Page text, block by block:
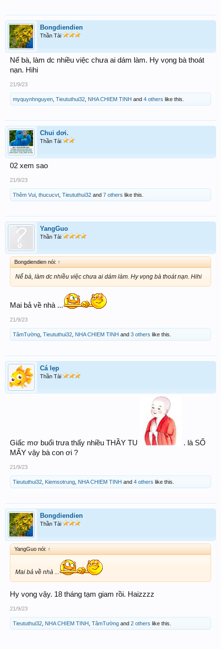
Bongdiendien
Thần Tài
Nể bà, làm dc nhiều việc chưa ai dám làm. Hy vọng bà thoát
nạn. Hihi
21/9/23
myquynhnguyen Tieututhui32 NHA CHIEM TINH and 4 others like this.
Chui dơi.
Thần Tài
02 xem sao
21/9/23
Thêm Vui thucucvt Tieututhui32 and 7 others like this.
YangGuo
Thần Tài
Bongdiendien nói: ↑
Nể bà, làm dc nhiều việc chưa ai dám làm. Hy vọng bà thoát nạn. Hihi
Mai bả về nhà ...
21/9/23
TâmTường Tieututhui32 NHA CHIEM TINH and 3 others like this.
Cá lẹp
Thần Tài
Giấc mơ buổi trưa thấy nhiều THẦY TU
. là SỐ
MẤY vậy bà con ơi ?
21/9/23
Tieututhui32 Kiemsotrung NHA CHIEM TINH and 4 others like this.
Bongdiendien
Thần Tài
YangGuo nói: ↑
Mai bả về nhà ...
Hy vọng vậy. 18 tháng tạm giam rồi. Haizzzz
21/9/23
Tieututhui32 NHA CHIEM TINH TâmTường and 2 others like this.